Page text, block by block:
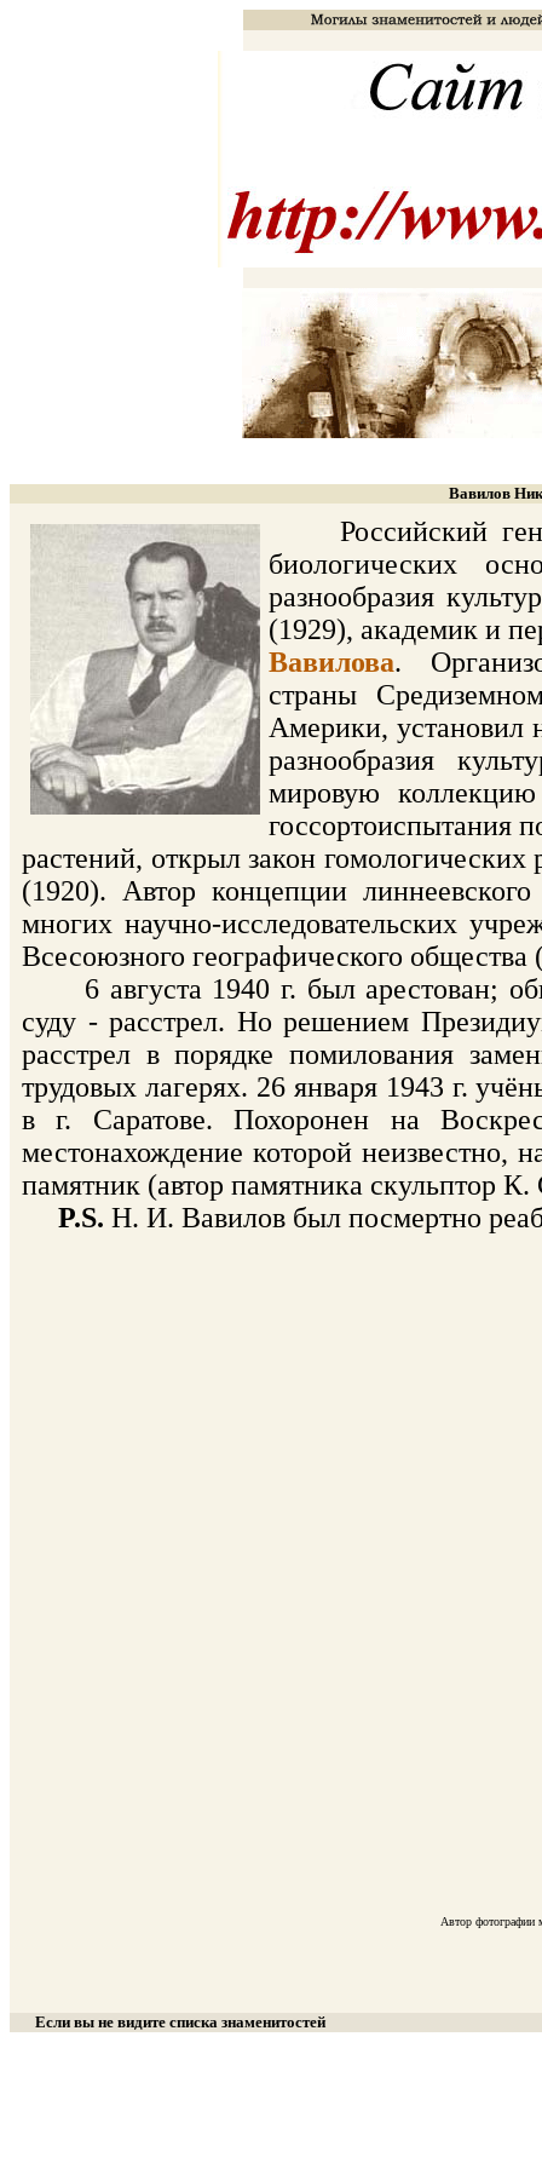
Вавилов
Российский
биологических
разнообразия
(1929), академик и
Вавилова.
страны
Америки, установил
разнообразия
мировую
госсортоиспытания
растений, открыл закон
(1920). Автор концепции
многих научно-исследовательских
Всесоюзного географического общества
6 августа 1940 г. был арестован;
суду - расстрел. Но решением
расстрел в порядке помилования
трудовых лагерях. 26 января 1943 г.
в г. Саратове. Похоронен на
местонахождение которой неизвестно,
памятник (автор памятника скульптор
P.S. Н. И. Вавилов был посмертно
Автор
Если вы не видите списка знаменитостей